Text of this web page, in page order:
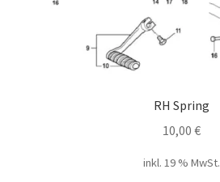
RH Spring
10,00 €
inkl. 19 % MwSt.